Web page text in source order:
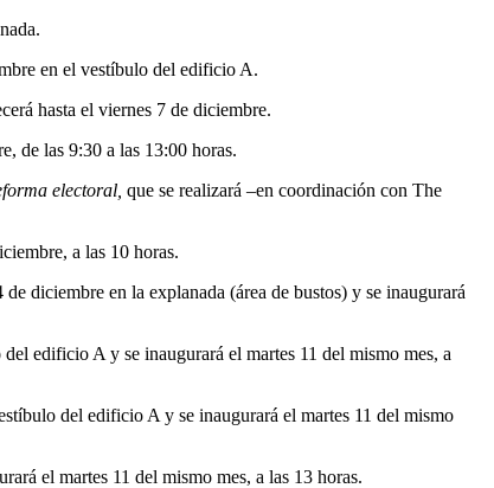
en el vestíbulo del edificio A.
hasta el viernes 7 de diciembre.
de las 9:30 a las 13:00 horas.
electoral, que se realizará –en coordinación con The
a las 10 horas.
diciembre en la explanada (área de bustos) y se inaugurará
edificio A y se inaugurará el martes 11 del mismo mes, a
del edificio A y se inaugurará el martes 11 del mismo
el martes 11 del mismo mes, a las 13 horas.